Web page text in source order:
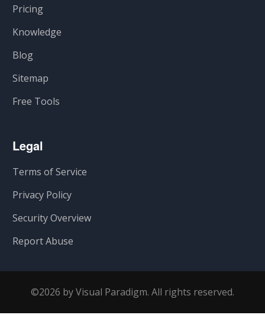
Pricing
Knowledge
Blog
Sitemap
Free Tools
Legal
Terms of Service
Privacy Policy
Security Overview
Report Abuse
©2026 by Visual Paradigm. All rights reserved.